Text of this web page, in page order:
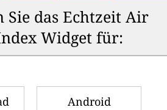
Sie das Echtzeit Air
Widget für:
Android